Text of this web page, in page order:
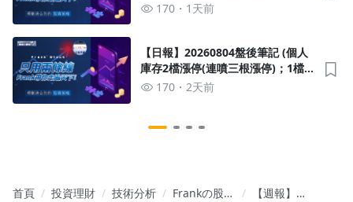
170
1天前
【日報】20260804盤後筆記 (個人
庫存2檔漲停(連噴三根漲停)；1檔大
漲) 170 2天前
首頁 投資理財 技術分析
Frankの股市
【週報】近